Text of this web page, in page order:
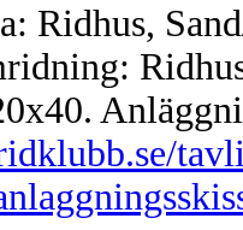
Ridhus,